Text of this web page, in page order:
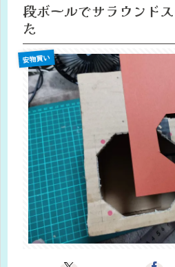
段ボールでサラウンド
た
安物買い